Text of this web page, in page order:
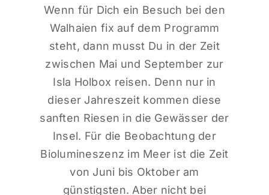
Wenn für Dich ein Besuch bei den
Walhaien fix auf dem Programm
steht, dann musst Du in der Zeit
zwischen Mai und September zur
Isla Holbox reisen. Denn nur in
dieser Jahreszeit kommen diese
sanften Riesen in die Gewässer der
Insel. Für die Beobachtung der
Biolumineszenz im Meer ist die Zeit
von Juni bis Oktober am
günstigsten. Aber nicht bei